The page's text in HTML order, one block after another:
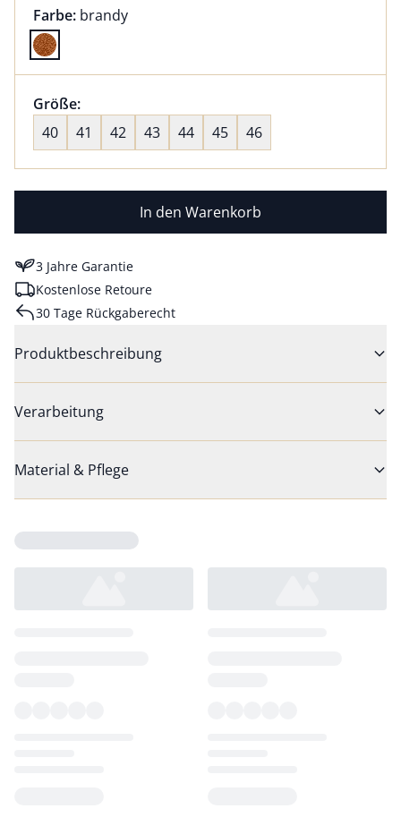
Farbauswahl:
Farbe: aktuell ausgewählt:
brandy
Farbe brandy ausgewählt
Größenauswahl:
Größe:nichts ausgewählt
40
41 42 43 44 45 46
In den Warenkorb
3 Jahre Garantie
Kostenlose Retoure
30 Tage Rückgaberecht
Produktbeschreibung
Verarbeitung
Material & Pflege